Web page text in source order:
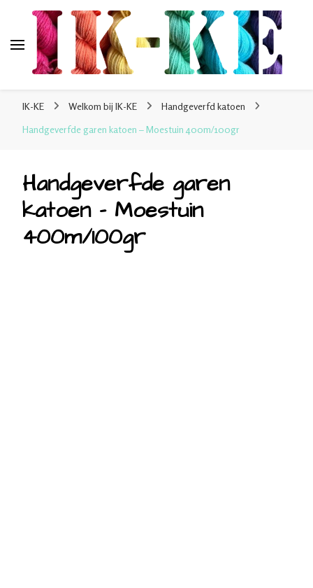
sokkenwol
IK-KE Welkom bij IK-KE
Handgeverfd katoen
Handgeverfde garen katoen – Moestuin 400m/100gr
Handgeverfde garen
katoen – Moestuin
400m/100gr